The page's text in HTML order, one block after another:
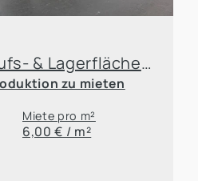
1500 qm Verkaufs- & Lagerfläche, zzgl. Parkplatz in guter Sichtlage
zu mieten
Miete pro m²
6,00 € / m²